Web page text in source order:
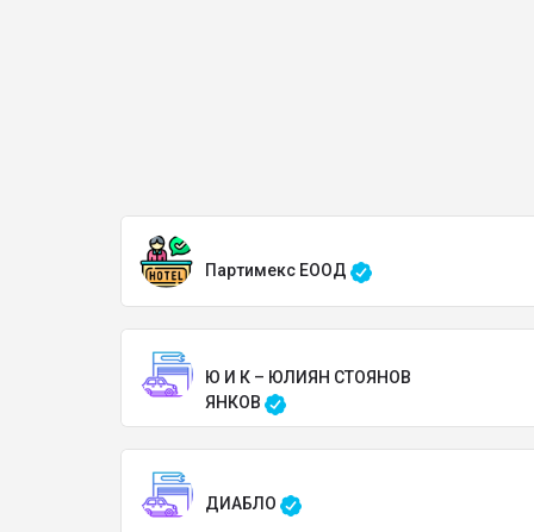
Партимекс ЕООД
Ю И К – ЮЛИЯН СТОЯНОВ
ЯНКОВ
ДИАБЛО